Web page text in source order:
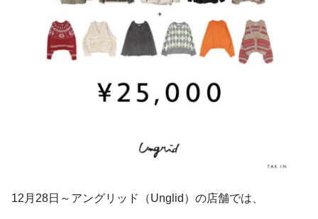
12月28日～アングリッド（Unglid）の店舗では、